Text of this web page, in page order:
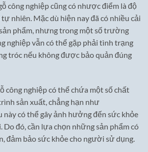
công nghiệp cũng có nhược điểm là độ
nhiên. Mặc dù hiện nay đã có nhiều cải
phẩm, nhưng trong một số trường
nghiệp vẫn có thể gặp phải tình trạng
tróc nếu không được bảo quản đúng
công nghiệp có thể chứa một số chất
sản xuất, chẳng hạn như
có thể gây ảnh hưởng đến sức khỏe
Do đó, cần lựa chọn những sản phẩm có
đảm bảo sức khỏe cho người sử dụng.